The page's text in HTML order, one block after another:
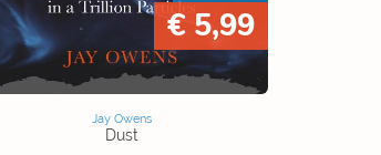
€ 5,99
Jay Owens
Dust